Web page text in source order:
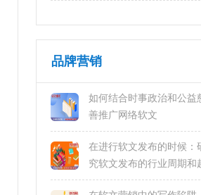
品牌营销
如何结合时事政治和公益
善推广网络软文
在进行软文发布的时候：
究软文发布的行业周期和
势